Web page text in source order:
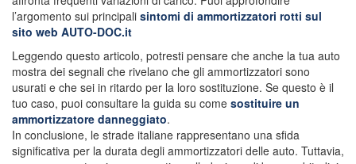
l’argomento sui principali sintomi di ammortizzatori rotti sul
sito web AUTO-DOC.it
Leggendo questo articolo, potresti pensare che anche la tua auto
mostra dei segnali che rivelano che gli ammortizzatori sono
usurati e che sei in ritardo per la loro sostituzione. Se questo è il
tuo caso, puoi consultare la guida su come sostituire un
ammortizzatore danneggiato.
In conclusione, le strade italiane rappresentano una sfida
significativa per la durata degli ammortizzatori delle auto. Tuttavia,